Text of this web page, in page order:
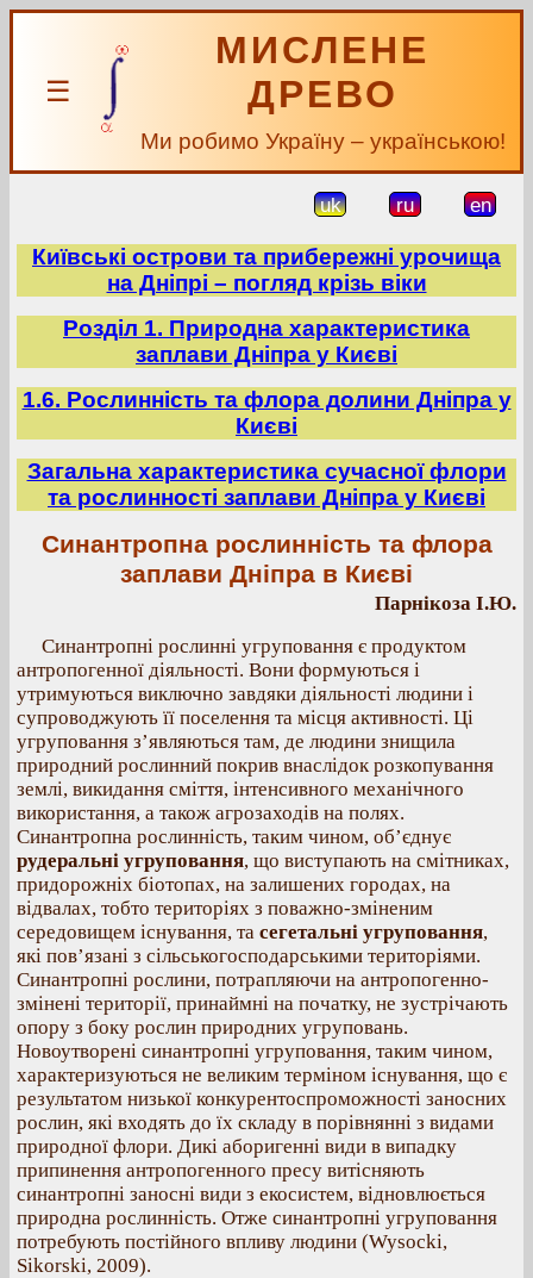
☰
МИСЛЕНЕ
ДРЕВО
Ми робимо Україну – українською!
uk ru en
Київські острови та прибережні урочища
на Дніпрі – погляд крізь віки
Розділ 1. Природна характеристика
заплави Дніпра у Києві
1.6. Рослинність та флора долини Дніпра у
Києві
Загальна характеристика сучасної флори
та рослинності заплави Дніпра у Києві
Синантропна рослинність та флора
заплави Дніпра в Києві
Парнікоза І.Ю.
Синантропні рослинні угруповання є продуктом
антропогенної діяльності. Вони формуються і
утримуються виключно завдяки діяльності людини і
супроводжують її поселення та місця активності. Ці
угруповання з’являються там, де людини знищила
природний рослинний покрив внаслідок розкопування
землі, викидання сміття, інтенсивного механічного
використання, а також агрозаходів на полях.
Синантропна рослинність, таким чином, об’єднує
рудеральні угруповання, що виступають на смітниках,
придорожніх біотопах, на залишених городах, на
відвалах, тобто територіях з поважно-зміненим
середовищем існування, та сегетальні угруповання,
які пов’язані з сільськогосподарськими територіями.
Синантропні рослини, потрапляючи на антропогенно-
змінені території, принаймні на початку, не зустрічають
опору з боку рослин природних угруповань.
Новоутворені синантропні угруповання, таким чином,
характеризуються не великим терміном існування, що є
результатом низької конкурентоспроможності заносних
рослин, які входять до їх складу в порівнянні з видами
природної флори. Дикі аборигенні види в випадку
припинення антропогенного пресу витісняють
синантропні заносні види з екосистем, відновлюється
природна рослинність. Отже синантропні угруповання
потребують постійного впливу людини (Wysocki,
Sikorski, 2009).